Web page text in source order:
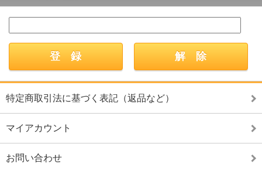
特定商取引法に基づく表記（返品など）
マイアカウント
お問い合わせ